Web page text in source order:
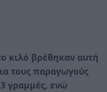
κιλό βρέθηκαν αυτή
τους παραγωγούς
γραµµές, ενώ